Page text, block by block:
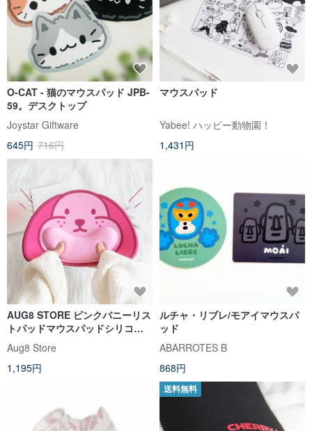
O-CAT - 猫のマウスパッド JPB-
59。デスクトップ
Joystar Giftware
645円 716円
マウスパッド
Yabee! ハッピー動物園！
1,431円
AUG8 STORE ピンクバニーリス
トパッドマウスパッドシリコン
充填
Aug8 Store
1,195円
ルチャ・リブレ/モアイマウスパ
ッド
ABARROTES B
868円
送料無料